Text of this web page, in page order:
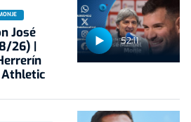
52:11
José
26) |